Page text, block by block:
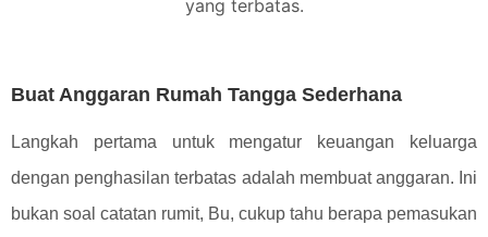
yang terbatas.
Buat Anggaran Rumah Tangga Sederhana
Langkah pertama untuk mengatur keuangan keluarga
dengan penghasilan terbatas adalah membuat anggaran. Ini
bukan soal catatan rumit, Bu, cukup tahu berapa pemasukan